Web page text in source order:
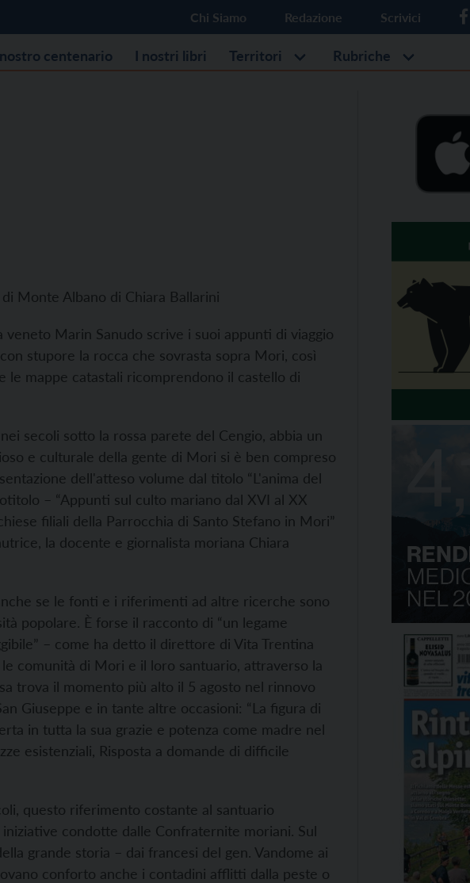
Chi Siamo Redazione Scrivici
centenario I nostri libri Territori Rubriche
Monte Albano di Chiara Ballarini
Marin Sanudo scrive i suoi appunti di viaggio
stupore la rocca che sovrasta sopra Mori, così
mappe catastali ricomprendono il castello di
secoli sotto la rossa parete del Cengio, abbia un
e culturale della gente di Mori si è ben compreso
dell'atteso volume dal titolo “L'anima del
– “Appunti sul culto mariano dal XVI al XX
filiali della Parrocchia di Santo Stefano in Mori”
la docente e giornalista moriana Chiara
se le fonti e i riferimenti ad altre ricerche sono
popolare. È forse il racconto di “un legame
– come ha detto il direttore di Vita Trentina
comunità di Mori e il loro santuario, attraverso la
trova il momento più alto il 5 agosto nel rinnovo
Giuseppe e in tante altre occasioni: “La figura di
in tutta la sua grazie e potenza come madre nel
esistenziali, Risposta a domande di difficile
questo riferimento costante al santuario
condotte dalle Confraternite moriani. Sul
grande storia – dai francesi del gen. Vandome ai
conforto anche i contadini afflitti dalla peste o